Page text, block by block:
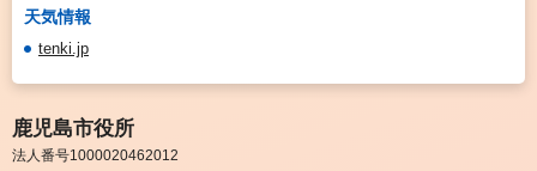
天気情報
tenki.jp
鹿児島市役所
法人番号1000020462012